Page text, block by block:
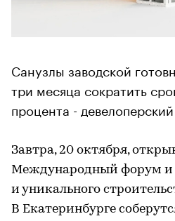
Санузлы заводской
три месяца сократить
процента -
Завтра, 20 октября,
Международный форум и
и уникального
В Екатеринбурге